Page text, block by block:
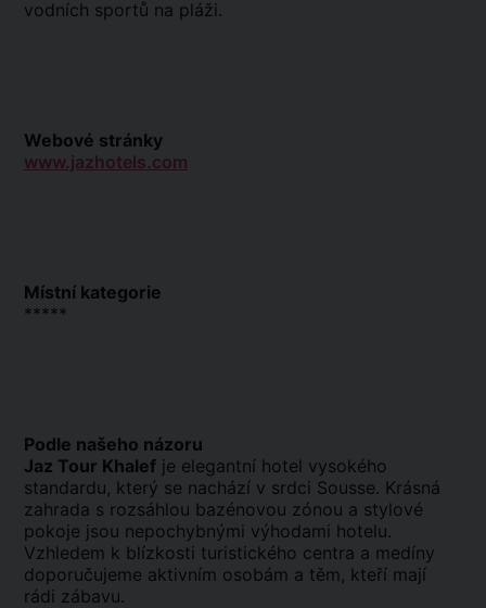
vodních sportů na pláži.
Webové stránky
www.jazhotels.com
Místní kategorie
*****
Podle našeho názoru
Jaz Tour Khalef je elegantní hotel vysokého
standardu, který se nachází v srdci Sousse. Krásná
zahrada s rozsáhlou bazénovou zónou a stylové
pokoje jsou nepochybnými výhodami hotelu.
Vzhledem k blízkosti turistického centra a medíny
doporučujeme aktivním osobám a těm, kteří mají
rádi zábavu.